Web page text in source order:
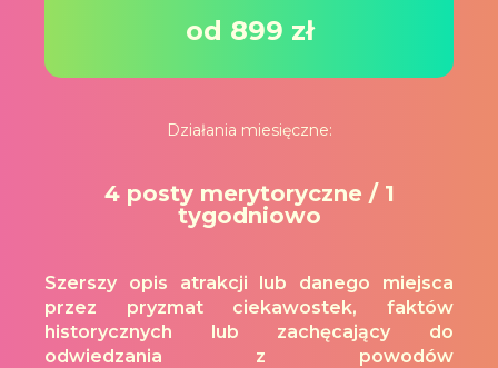
od 899 zł
Działania miesięczne:
4 posty merytoryczne / 1
tygodniowo
Szerszy opis atrakcji lub danego miejsca
przez pryzmat ciekawostek, faktów
historycznych lub zachęcający do
odwiedzania z powodów